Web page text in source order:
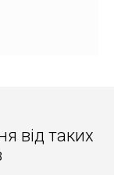
вiд таких